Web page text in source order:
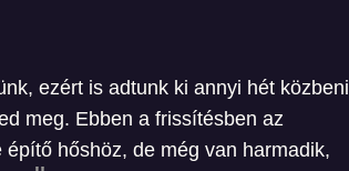
ezért is adtunk ki annyi hét közbeni
meg. Ebben a frissítésben az
hőshöz, de még van harmadik,